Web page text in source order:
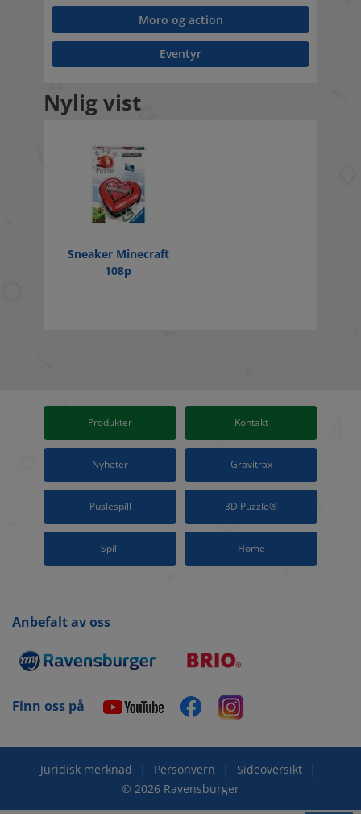
Moro og action
Eventyr
Nylig vist
Sneaker Minecraft
108p
Produkter Kontakt
Nyheter Gravitrax
Puslespill 3D Puzzle®
Spill Home
Anbefalt av oss
Finn oss på
Juridisk merknad | Personvern | Sideoversikt |
© 2026 Ravensburger